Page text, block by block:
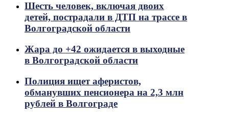
Шесть человек, включая двоих
детей, пострадали в ДТП на трассе в
Волгоградской области
Жара до +42 ожидается в выходные
в Волгоградской области
Полиция ищет аферистов,
обманувших пенсионера на 2,3 млн
рублей в Волгограде